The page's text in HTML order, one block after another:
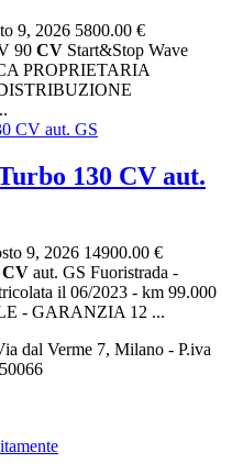
9, 2026 5800.00 €
90 CV Start&Stop Wave
PROPRIETARIA
130 CV aut.
9, 2026 14900.00 €
CV aut. GS Fuoristrada -
il 06/2023 - km 99.000
- GARANZIA 12 ...
dal Verme 7, Milano - P.iva